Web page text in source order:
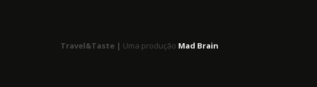
Travel&Taste | Uma produção Mad Brain